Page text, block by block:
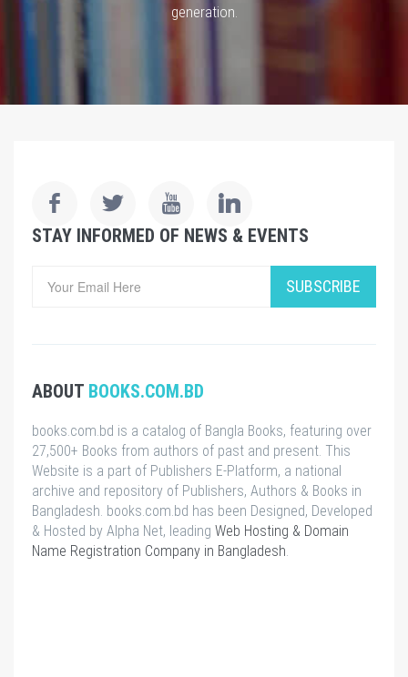
generation.
STAY INFORMED OF NEWS & EVENTS
SUBSCRIBE
ABOUT BOOKS.COM.BD
books.com.bd is a catalog of Bangla Books, featuring over
27,500+ Books from authors of past and present. This
Website is a part of Publishers E-Platform, a national
archive and repository of Publishers, Authors & Books in
Bangladesh. books.com.bd has been Designed, Developed
& Hosted by Alpha Net, leading Web Hosting & Domain
Name Registration Company in Bangladesh.